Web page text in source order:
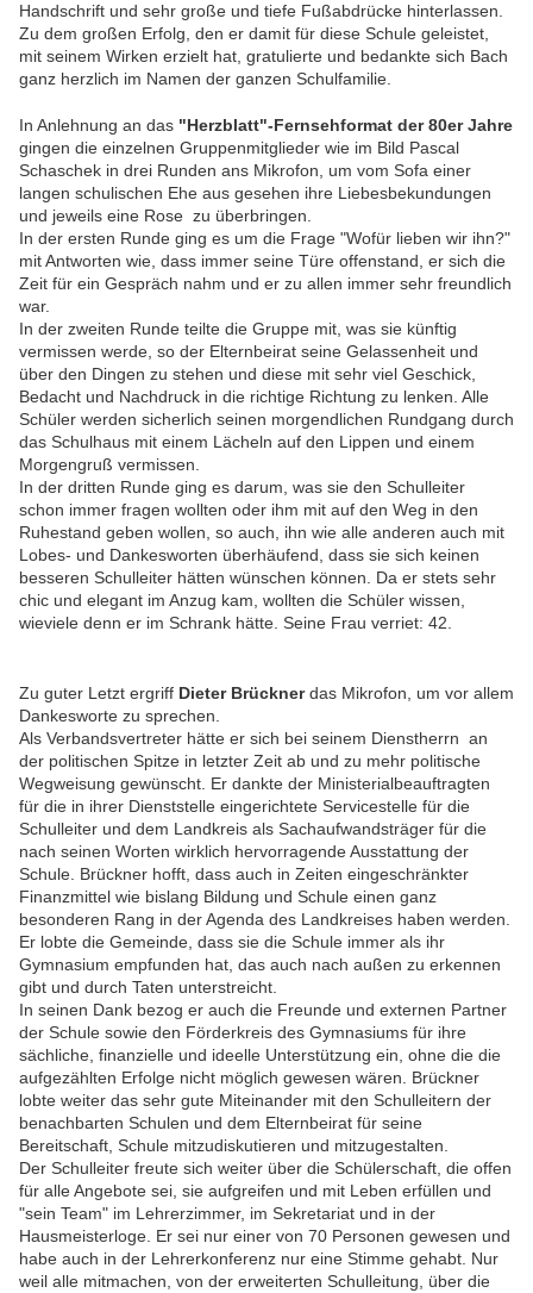
Handschrift und sehr große und tiefe Fußabdrücke hinterlassen.
Zu dem großen Erfolg, den er damit für diese Schule geleistet,
mit seinem Wirken erzielt hat, gratulierte und bedankte sich Bach
ganz herzlich im Namen der ganzen Schulfamilie.
In Anlehnung an das "Herzblatt"-Fernsehformat der 80er Jahre
gingen die einzelnen Gruppenmitglieder wie im Bild Pascal
Schaschek in drei Runden ans Mikrofon, um vom Sofa einer
langen schulischen Ehe aus gesehen ihre Liebesbekundungen
und jeweils eine Rose zu überbringen.
In der ersten Runde ging es um die Frage "Wofür lieben wir ihn?"
mit Antworten wie, dass immer seine Türe offenstand, er sich die
Zeit für ein Gespräch nahm und er zu allen immer sehr freundlich
war.
In der zweiten Runde teilte die Gruppe mit, was sie künftig
vermissen werde, so der Elternbeirat seine Gelassenheit und
über den Dingen zu stehen und diese mit sehr viel Geschick,
Bedacht und Nachdruck in die richtige Richtung zu lenken. Alle
Schüler werden sicherlich seinen morgendlichen Rundgang durch
das Schulhaus mit einem Lächeln auf den Lippen und einem
Morgengruß vermissen.
In der dritten Runde ging es darum, was sie den Schulleiter
schon immer fragen wollten oder ihm mit auf den Weg in den
Ruhestand geben wollen, so auch, ihn wie alle anderen auch mit
Lobes- und Dankesworten überhäufend, dass sie sich keinen
besseren Schulleiter hätten wünschen können. Da er stets sehr
chic und elegant im Anzug kam, wollten die Schüler wissen,
wieviele denn er im Schrank hätte. Seine Frau verriet: 42.
Zu guter Letzt ergriff Dieter Brücknerdas Mikrofon, um vor allem
Dankesworte zu sprechen.
Als Verbandsvertreter hätte er sich bei seinem Dienstherrn an
der politischen Spitze in letzter Zeit ab und zu mehr politische
Wegweisung gewünscht. Er dankte der Ministerialbeauftragten
für die in ihrer Dienststelle eingerichtete Servicestelle für die
Schulleiter und dem Landkreis als Sachaufwandsträger für die
nach seinen Worten wirklich hervorragende Ausstattung der
Schule. Brückner hofft, dass auch in Zeiten eingeschränkter
Finanzmittel wie bislang Bildung und Schule einen ganz
besonderen Rang in der Agenda des Landkreises haben werden.
Er lobte die Gemeinde, dass sie die Schule immer als ihr
Gymnasium empfunden hat, das auch nach außen zu erkennen
gibt und durch Taten unterstreicht.
In seinen Dank bezog er auch die Freunde und externen Partner
der Schule sowie den Förderkreis des Gymnasiums für ihre
sächliche, finanzielle und ideelle Unterstützung ein, ohne die die
aufgezählten Erfolge nicht möglich gewesen wären. Brückner
lobte weiter das sehr gute Miteinander mit den Schulleitern der
benachbarten Schulen und dem Elternbeirat für seine
Bereitschaft, Schule mitzudiskutieren und mitzugestalten.
Der Schulleiter freute sich weiter über die Schülerschaft, die offen
für alle Angebote sei, sie aufgreifen und mit Leben erfüllen und
"sein Team" im Lehrerzimmer, im Sekretariat und in der
Hausmeisterloge. Er sei nur einer von 70 Personen gewesen und
habe auch in der Lehrerkonferenz nur eine Stimme gehabt. Nur
weil alle mitmachen, von der erweiterten Schulleitung, über die